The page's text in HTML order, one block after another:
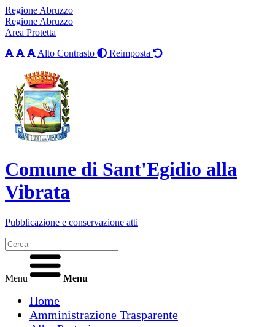
Regione Abruzzo
Regione Abruzzo
Area Protetta
Alto Contrasto
Reimposta
Comune di Sant'Egidio alla
Vibrata
Pubblicazione e conservazione atti
Menu Menu
Home
Amministrazione Trasparente